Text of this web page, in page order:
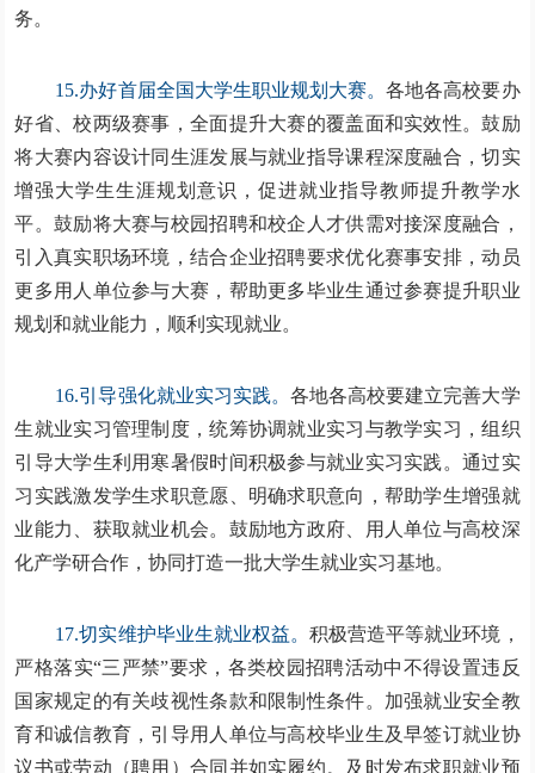
务。
15.办好首届全国大学生职业规划大赛。各地各高校要办
好省、校两级赛事，全面提升大赛的覆盖面和实效性。鼓励
将大赛内容设计同生涯发展与就业指导课程深度融合，切实
增强大学生生涯规划意识，促进就业指导教师提升教学水
平。鼓励将大赛与校园招聘和校企人才供需对接深度融合，
引入真实职场环境，结合企业招聘要求优化赛事安排，动员
更多用人单位参与大赛，帮助更多毕业生通过参赛提升职业
规划和就业能力，顺利实现就业。
16.引导强化就业实习实践。 各地各高校要建立完善大学
生就业实习管理制度，统筹协调就业实习与教学实习，组织
引导大学生利用寒暑假时间积极参与就业实习实践。通过实
习实践激发学生求职意愿、明确求职意向，帮助学生增强就
业能力、获取就业机会。鼓励地方政府、用人单位与高校深
化产学研合作，协同打造一批大学生就业实习基地。
17.切实维护毕业生就业权益。积极营造平等就业环境，
严格落实“三严禁”要求，各类校园招聘活动中不得设置违反
国家规定的有关歧视性条款和限制性条件。加强就业安全教
育和诚信教育，引导用人单位与高校毕业生及早签订就业协
议书或劳动（聘用）合同并如实履约。及时发布求职就业预